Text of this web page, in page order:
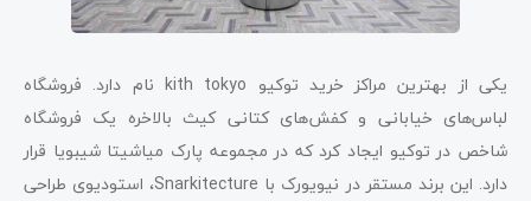
یکی از بهترین مراکز خرید توکیو kith tokyo نام دارد. فروشگاه
لباس‌های خیابانی و کفش‌های کتانی کیث بالاخره یک فروشگاه
شاخص در توکیو ایجاد کرد که در مجموعه پارک میاشیتا شیبویا قرار
دارد. این برند مستقر در نیویورک با Snarkitecture، استودیوی طراحی